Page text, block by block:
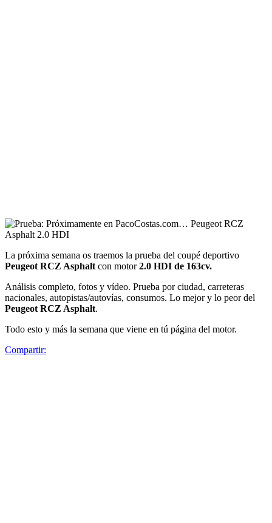
La próxima semana os traemos la prueba del coupé deportivo
Peugeot RCZ Asphalt con motor2.0 HDI de 163cv.
Análisis completo, fotos y vídeo. Prueba por ciudad, carreteras
nacionales, autopistas/autovías, consumos. Lo mejor y lo peor del
Peugeot RCZ Asphalt.
Todo esto y más la semana que viene en tú página del motor.
Compartir: